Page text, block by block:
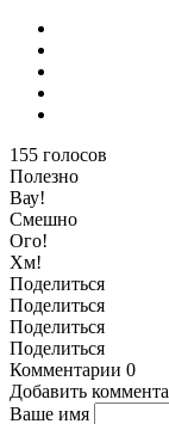
155 голосов
Полезно
Вау!
Смешно
Ого!
Хм!
Поделиться
Поделиться
Поделиться
Поделиться
Комментарии 0
Добавить
Ваше имя